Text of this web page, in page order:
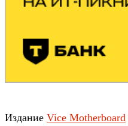
Издание Vice Motherboard